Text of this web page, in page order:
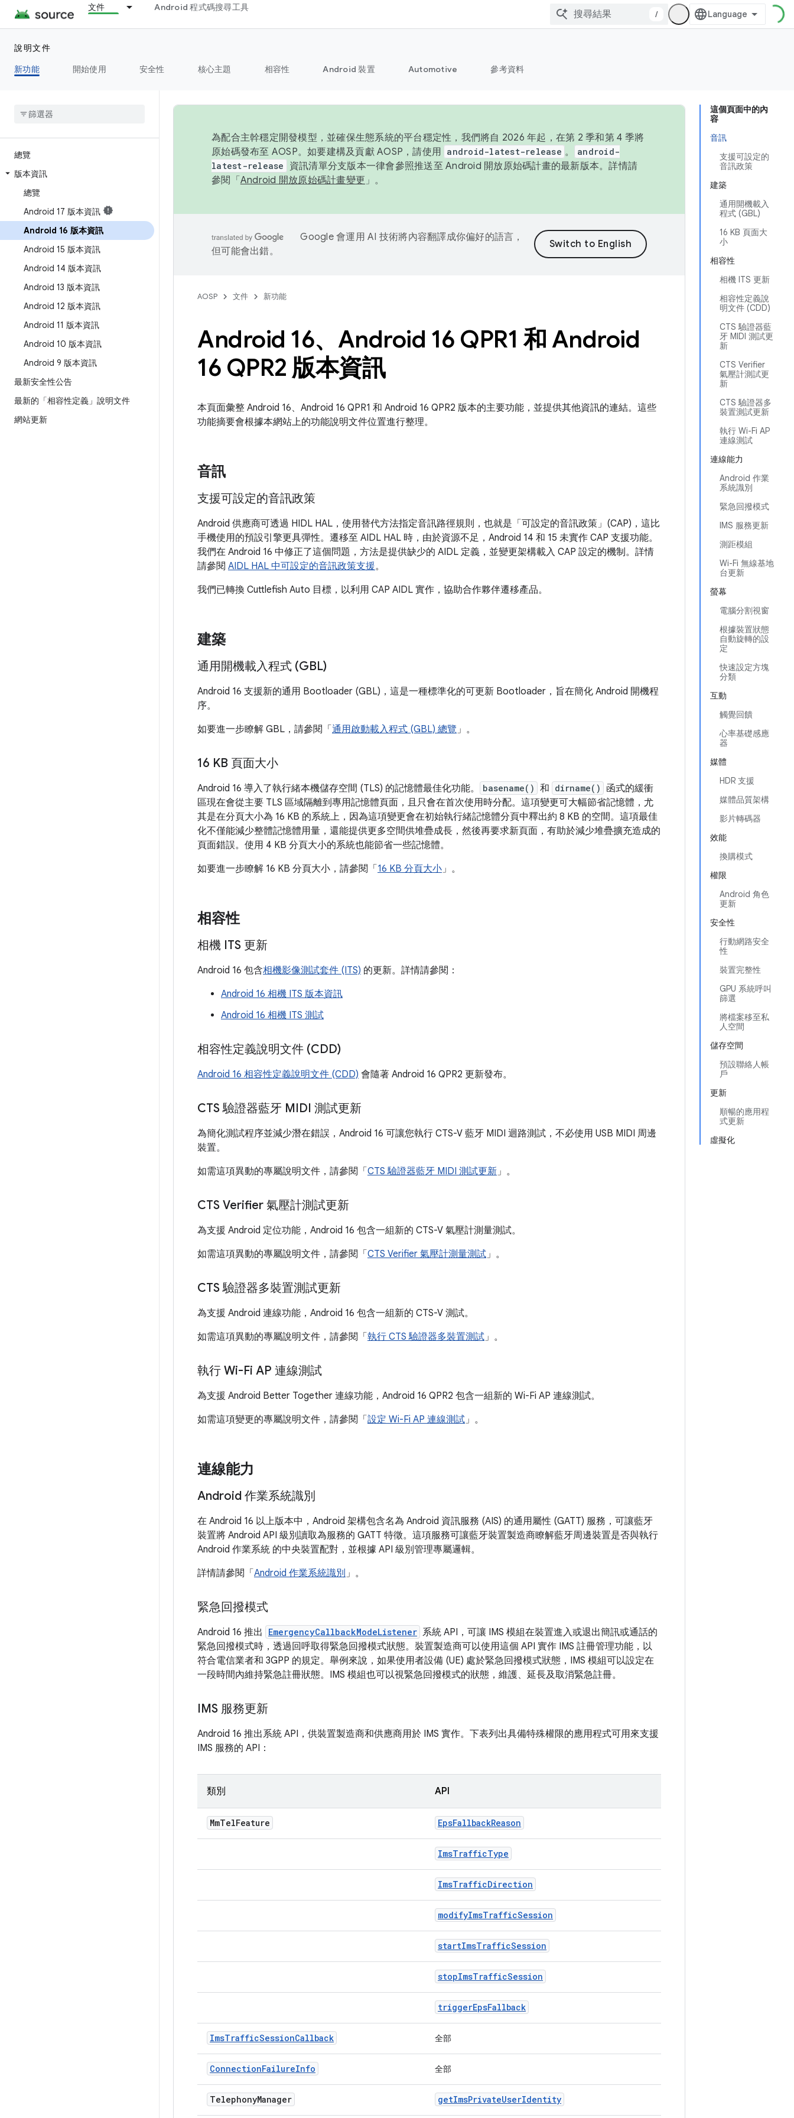
文件 Android 程式碼搜尋工具
/
說明文件
新功能
開始使用 安全性 核心主題 相容性 Android 裝置 Automotive 參考資料
總覽
版本資訊
總覽
Android 17 版本資訊
Android 16 版本資訊
Android 15 版本資訊
Android 14 版本資訊
Android 13 版本資訊
Android 12 版本資訊
Android 11 版本資訊
Android 10 版本資訊
Android 9 版本資訊
最新安全性公告
最新的「相容性定義」說明文件
網站更新
這個頁面中的內
容
音訊
支援可設定的
音訊政策
建築
通用開機載入
程式 (GBL)
16 KB 頁面大
小
相容性
相機 ITS 更新
相容性定義說
明文件 (CDD)
CTS 驗證器藍
牙 MIDI 測試更
新
CTS Verifier
氣壓計測試更
新
CTS 驗證器多
裝置測試更新
執行 Wi-Fi AP
連線測試
連線能力
Android 作業
系統識別
緊急回撥模式
IMS 服務更新
測距模組
Wi-Fi 無線基地
台更新
螢幕
電腦分割視窗
根據裝置狀態
自動旋轉的設
定
快速設定方塊
分類
互動
觸覺回饋
心率基礎感應
器
媒體
HDR 支援
媒體品質架構
影片轉碼器
效能
換購模式
權限
Android 角色
更新
安全性
行動網路安全
性
裝置完整性
GPU 系統呼叫
篩選
將檔案移至私
人空間
儲存空間
預設聯絡人帳
戶
更新
順暢的應用程
式更新
虛擬化
為配合主幹穩定開發模型，並確保生態系統的平台穩定性，我們將自 2026 年起，在第 2 季和第 4 季將
原始碼發布至 AOSP。如要建構及貢獻 AOSP，請使用 android-latest-release 。
android-
latest-release
資訊清單分支版本一律會參照推送至 Android 開放原始碼計畫的最新版本。詳情請
參閱「 Android 開放原始碼計畫變更 」。
Google 會運用 AI 技術將內容翻譯成你偏好的語言，
但可能會出錯。
AOSP 文件 新功能
Android 16、Android 16 QPR1 和 Android
16 QPR2 版本資訊
本頁面彙整 Android 16、Android 16 QPR1 和 Android 16 QPR2 版本的主要功能，並提供其他資訊的連結。這些
功能摘要會根據本網站上的功能說明文件位置進行整理。
音訊
支援可設定的音訊政策
Android 供應商可透過 HIDL HAL，使用替代方法指定音訊路徑規則，也就是「可設定的音訊政策」(CAP)，這比
手機使用的預設引擎更具彈性。遷移至 AIDL HAL 時，由於資源不足，Android 14 和 15 未實作 CAP 支援功能。
我們在 Android 16 中修正了這個問題，方法是提供缺少的 AIDL 定義，並變更架構載入 CAP 設定的機制。詳情
請參閱 AIDL HAL 中可設定的音訊政策支援。
我們已轉換 Cuttlefish Auto 目標，以利用 CAP AIDL 實作，協助合作夥伴遷移產品。
建築
通用開機載入程式 (GBL)
Android 16 支援新的通用 Bootloader (GBL)，這是一種標準化的可更新 Bootloader，旨在簡化 Android 開機程
序。
如要進一步瞭解 GBL，請參閱「 通用啟動載入程式 (GBL) 總覽」。
16 KB 頁面大小
Android 16 導入了執行緒本機儲存空間 (TLS) 的記憶體最佳化功能。 basename() 和 dirname()
函式的緩衝
區現在會從主要 TLS 區域隔離到專用記憶體頁面，且只會在首次使用時分配。這項變更可大幅節省記憶體，尤
其是在分頁大小為 16 KB 的系統上，因為這項變更會在初始執行緒記憶體分頁中釋出約 8 KB 的空間。這項最佳
化不僅能減少整體記憶體用量，還能提供更多空間供堆疊成長，然後再要求新頁面，有助於減少堆疊擴充造成的
頁面錯誤。使用 4 KB 分頁大小的系統也能節省一些記憶體。
如要進一步瞭解 16 KB 分頁大小，請參閱「 16 KB 分頁大小」。
相容性
相機 ITS 更新
Android 16 包含相機影像測試套件 (ITS) 的更新。詳情請參閱：
Android 16 相機 ITS 版本資訊
Android 16 相機 ITS 測試
相容性定義說明文件 (CDD)
Android 16 相容性定義說明文件 (CDD) 會隨著 Android 16 QPR2 更新發布。
CTS 驗證器藍牙 MIDI 測試更新
為簡化測試程序並減少潛在錯誤，Android 16 可讓您執行 CTS-V 藍牙 MIDI 迴路測試，不必使用 USB MIDI 周邊
裝置。
如需這項異動的專屬說明文件，請參閱「 CTS 驗證器藍牙 MIDI 測試更新」。
CTS Verifier 氣壓計測試更新
為支援 Android 定位功能，Android 16 包含一組新的 CTS-V 氣壓計測量測試。
如需這項異動的專屬說明文件，請參閱「 CTS Verifier 氣壓計測量測試」。
CTS 驗證器多裝置測試更新
為支援 Android 連線功能，Android 16 包含一組新的 CTS-V 測試。
如需這項異動的專屬說明文件，請參閱「 執行 CTS 驗證器多裝置測試」。
執行 Wi-Fi AP 連線測試
為支援 Android Better Together 連線功能，Android 16 QPR2 包含一組新的 Wi-Fi AP 連線測試。
如需這項變更的專屬說明文件，請參閱「 設定 Wi-Fi AP 連線測試」。
連線能力
Android 作業系統識別
在 Android 16 以上版本中，Android 架構包含名為 Android 資訊服務 (AIS) 的通用屬性 (GATT) 服務，可讓藍牙
裝置將 Android API 級別讀取為服務的 GATT 特徵。這項服務可讓藍牙裝置製造商瞭解藍牙周邊裝置是否與執行
Android 作業系統 的中央裝置配對，並根據 API 級別管理專屬邏輯。
詳情請參閱「 Android 作業系統識別 」。
緊急回撥模式
Android 16 推出 EmergencyCallbackModeListener 系統 API，可讓 IMS 模組在裝置進入或退出簡訊或通話的
緊急回撥模式時，透過回呼取得緊急回撥模式狀態。裝置製造商可以使用這個 API 實作 IMS 註冊管理功能，以
符合電信業者和 3GPP 的規定。舉例來說，如果使用者設備 (UE) 處於緊急回撥模式狀態，IMS 模組可以設定在
一段時間內維持緊急註冊狀態。IMS 模組也可以視緊急回撥模式的狀態，維護、延長及取消緊急註冊。
IMS 服務更新
Android 16 推出系統 API，供裝置製造商和供應商用於 IMS 實作。下表列出具備特殊權限的應用程式可用來支援
IMS 服務的 API：
類別 API
MmTelFeature EpsFallbackReason
ImsTrafficType
ImsTrafficDirection
modifyImsTrafficSession
startImsTrafficSession
stopImsTrafficSession
triggerEpsFallback
ImsTrafficSessionCallback 全部
ConnectionFailureInfo 全部
TelephonyManager getImsPrivateUserIdentity